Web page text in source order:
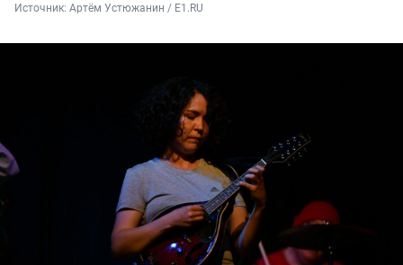
Источник: Артём Устюжанин / E1.RU